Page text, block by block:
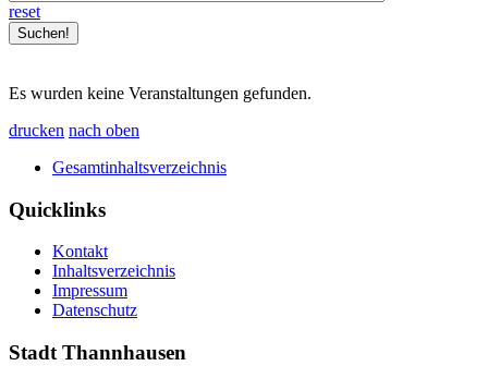
reset
Es wurden keine Veranstaltungen gefunden.
drucken nach oben
Gesamtinhaltsverzeichnis
Quicklinks
Kontakt
Inhaltsverzeichnis
Impressum
Datenschutz
Stadt Thannhausen